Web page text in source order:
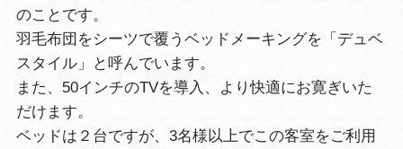
のことです。
羽毛布団をシーツで覆うベッドメーキングを「デュベ
スタイル」と呼んでいます。
また、50インチのTVを導入、より快適にお寛ぎいた
だけます。
ベッドは２台ですが、3名様以上でこの客室をご利用